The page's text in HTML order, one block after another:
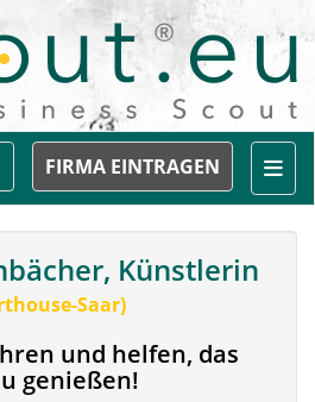
FIRMA EINTRAGEN
Künstlerin
Saar)
und helfen, das
genießen!